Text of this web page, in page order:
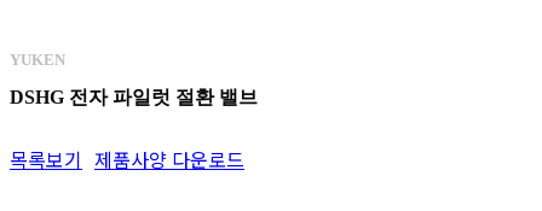
ELDFG 고응답형 비례전자식 방향·유량 제어 밸브
YUKEN
DSHG 전자 파일럿 절환 밸브
목록보기 제품사양 다운로드